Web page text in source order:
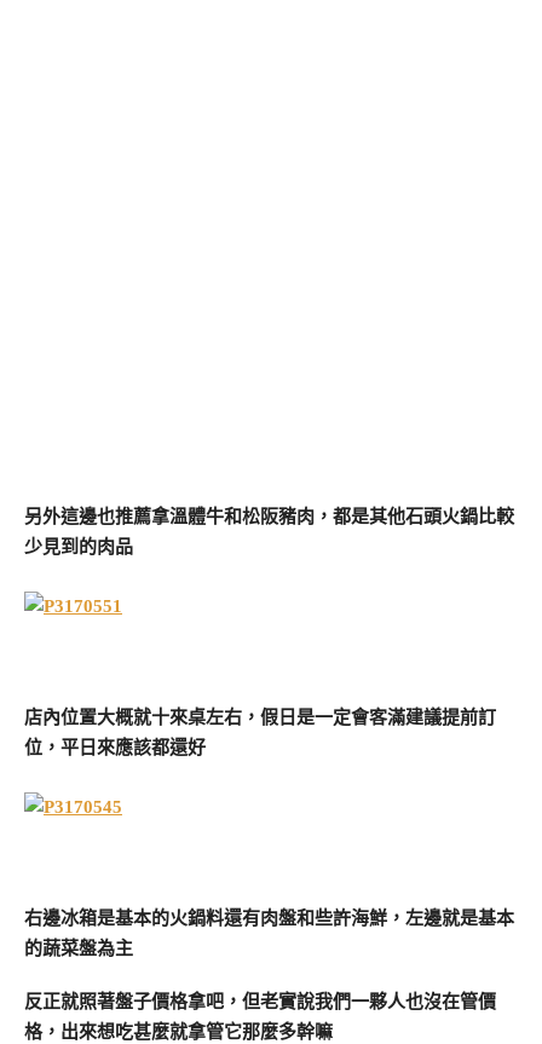
另外這邊也推薦拿溫體牛和松阪豬肉，都是其他石頭火鍋比較
少見到的肉品
店內位置大概就十來桌左右，假日是一定會客滿建議提前訂
位，平日來應該都還好
右邊冰箱是基本的火鍋料還有肉盤和些許海鮮，左邊就是基本
的蔬菜盤為主
反正就照著盤子價格拿吧，但老實說我們一夥人也沒在管價
格，出來想吃甚麼就拿管它那麼多幹嘛